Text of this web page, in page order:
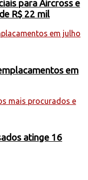
para Aircross e
R$ 22 mil
em
atinge 16